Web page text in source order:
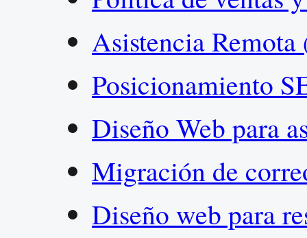
Asistencia Remota
Posicionamiento
Diseño Web para
Migración de
Diseño web para